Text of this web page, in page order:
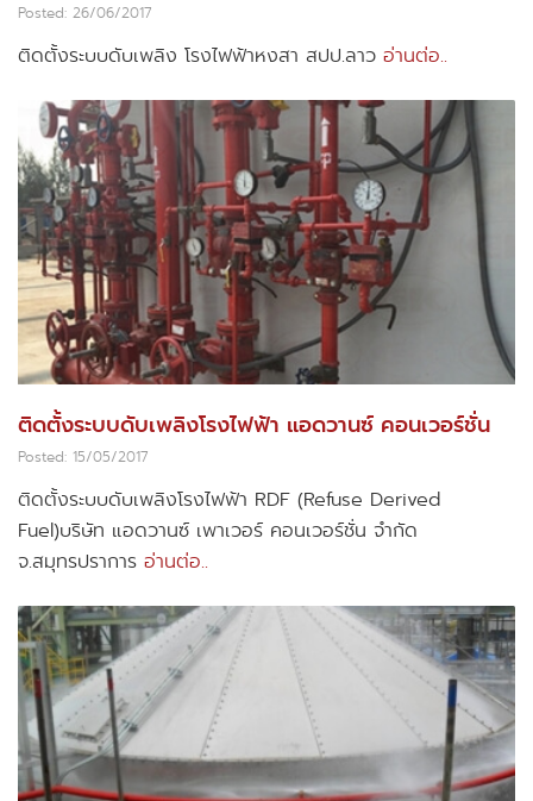
Posted: 26/06/2017
ติดตั้งระบบดับเพลิง โรงไฟฟ้าหงสา สปป.ลาว อ่านต่อ..
ติดตั้งระบบดับเพลิงโรงไฟฟ้า แอดวานซ์ คอนเวอร์ชั่น
Posted: 15/05/2017
ติดตั้งระบบดับเพลิงโรงไฟฟ้า RDF (Refuse Derived
Fuel)บริษัท แอดวานซ์ เพาเวอร์ คอนเวอร์ชั่น จำกัด
จ.สมุทรปราการ อ่านต่อ..